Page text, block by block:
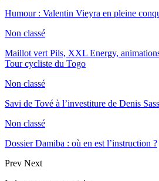
Humour : Valentin Vieyra en pleine
Non classé
Maillot vert Pils, XXL Energy,
Tour cycliste du Togo
Non classé
Savi de Tové à l’investiture de Denis
Non classé
Dossier Damiba : où en est l’instruction ?
Prev Next